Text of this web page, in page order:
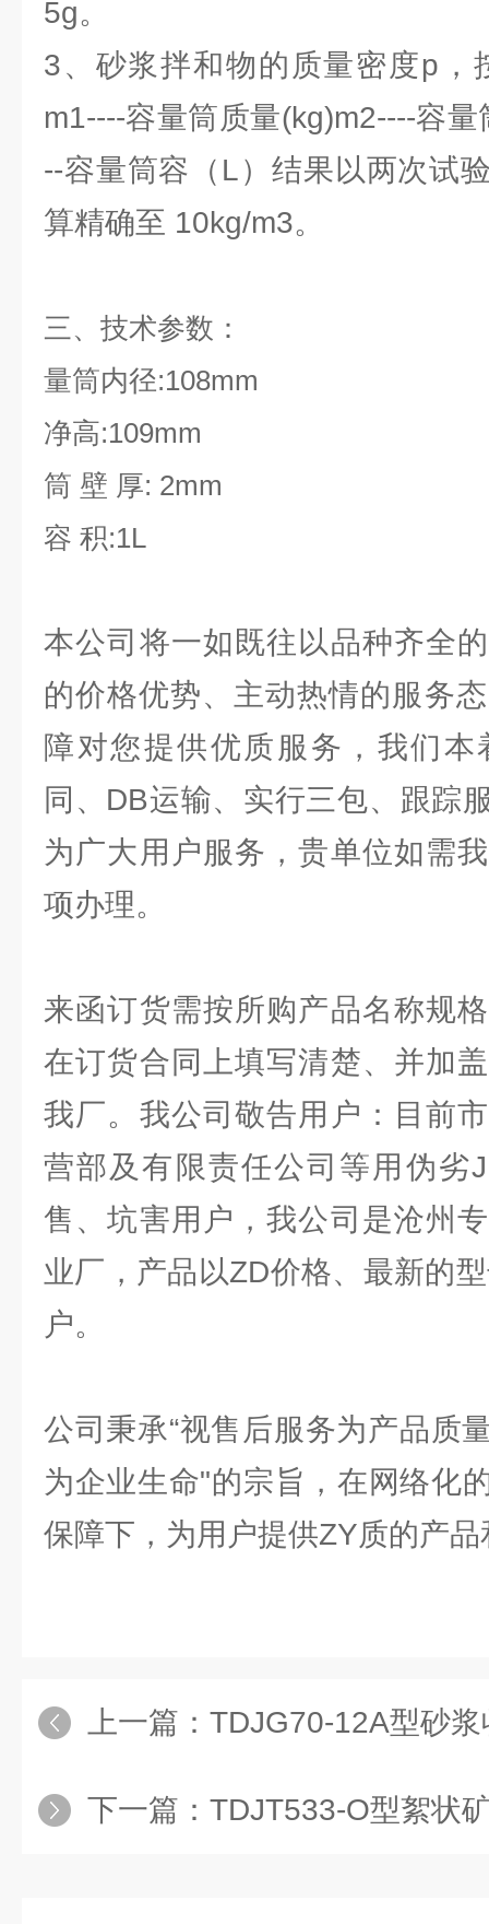
5g。
3、砂浆拌和物的质量密度p，
m1----容量筒质量(kg)m2----容
--容量筒容（L）结果以两次试
算精确至 10kg/m3。
三、技术参数：
量筒内径:108mm
净高:109mm
筒 壁 厚: 2mm
容 积:1L
本公司将一如既往以品种齐全
的价格优势、主动热情的服务
障对您提供优质服务，我们
同、DB运输、实行三包、跟踪
为广大用户服务，贵单位如需
项办理。
来函订货需按所购产品名称规
在订货合同上填写清楚、并加
我厂。我公司敬告用户：目前
营部及有限责任公司等用伪劣
售、坑害用户，我公司是沧州
业厂，产品以ZD价格、最新的
户。
公司秉承“视售后服务为产品质
为企业生命"的宗旨，在网络化
保障下，为用户提供ZY质的产品
上一篇： TDJG70-12A型砂浆收
下一篇： TDJT533-O型絮状矿物纤维